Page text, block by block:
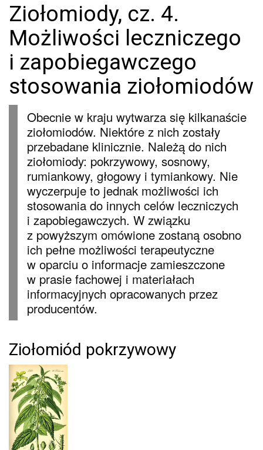
Ziołomiody, cz. 4.
Możliwości leczniczego
i zapobiegawczego
stosowania ziołomiodów
Obecnie w kraju wytwarza się kilkanaście
ziołomiodów. Niektóre z nich zostały
przebadane klinicznie. Należą do nich
ziołomiody: pokrzywowy, sosnowy,
rumiankowy, głogowy i tymiankowy. Nie
wyczerpuje to jednak możliwości ich
stosowania do innych celów leczniczych
i zapobiegawczych. W związku
z powyższym omówione zostaną osobno
ich pełne możliwości terapeutyczne
w oparciu o informacje zamieszczone
w prasie fachowej i materiałach
informacyjnych opracowanych przez
producentów.
Ziołomiód pokrzywowy